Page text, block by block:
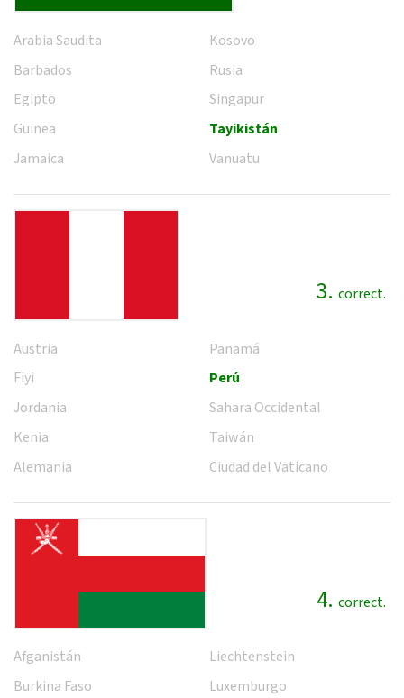
Arabia Saudita
Barbados
Egipto
Guinea
Jamaica
Kosovo
Rusia
Singapur
Tayikistán
Vanuatu
3. correct.
Austria
Fiyi
Jordania
Kenia
Alemania
Panamá
Perú
Sahara Occidental
Taiwán
Ciudad del Vaticano
4. correct.
Afganistán
Burkina Faso
Liechtenstein
Luxemburgo